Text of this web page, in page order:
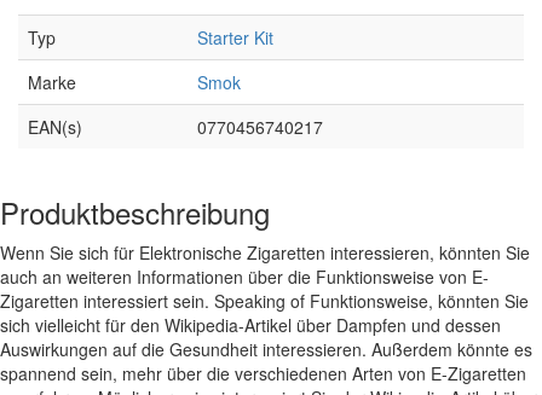
Typ
Starter Kit
Marke
Smok
EAN(s)
0770456740217
Produktbeschreibung
Wenn Sie sich für Elektronische Zigaretten interessieren, könnten Sie
auch an weiteren Informationen über die Funktionsweise von E-
Zigaretten interessiert sein. Speaking of Funktionsweise, könnten Sie
sich vielleicht für den Wikipedia-Artikel über Dampfen und dessen
Auswirkungen auf die Gesundheit interessieren. Außerdem könnte es
spannend sein, mehr über die verschiedenen Arten von E-Zigaretten